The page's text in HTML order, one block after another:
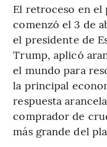
El retroceso en
comenzó el 3 de
el presidente de
Trump, aplicó
el mundo para
la principal
respuesta
comprador de
más grande del